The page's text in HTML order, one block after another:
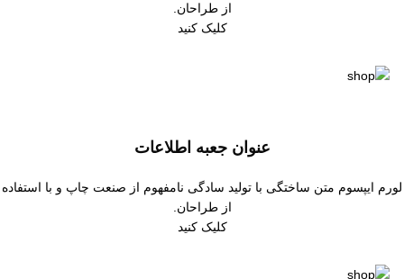
از طراحان.
کلیک کنید
عنوان جعبه اطلاعات
لورم ایپسوم متن ساختگی با تولید سادگی نامفهوم از صنعت چاپ و با استفاده
از طراحان.
کلیک کنید